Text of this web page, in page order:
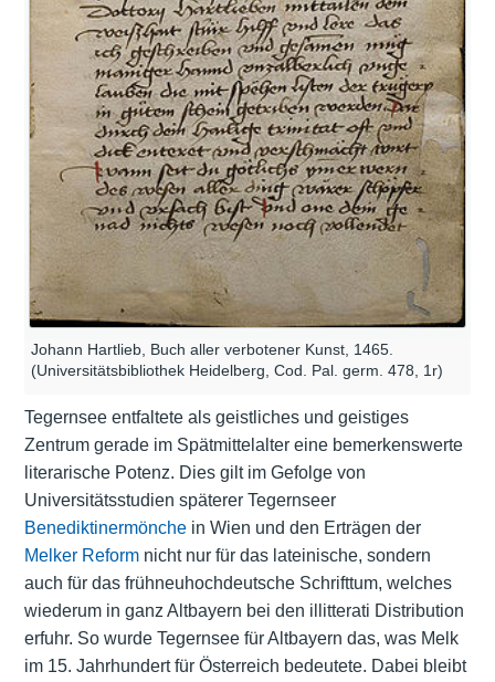
Johann Hartlieb, Buch aller verbotener Kunst, 1465.
(Universitätsbibliothek Heidelberg, Cod. Pal. germ. 478, 1r)
Tegernsee entfaltete als geistliches und geistiges
Zentrum gerade im Spätmittelalter eine bemerkenswerte
literarische Potenz. Dies gilt im Gefolge von
Universitätsstudien späterer Tegernseer
Benediktinermönchein Wien und den Erträgen der
Melker Reformnicht nur für das lateinische, sondern
auch für das frühneuhochdeutsche Schrifttum, welches
wiederum in ganz Altbayern bei den illitterati Distribution
erfuhr. So wurde Tegernsee für Altbayern das, was Melk
im 15. Jahrhundert für Österreich bedeutete. Dabei bleibt